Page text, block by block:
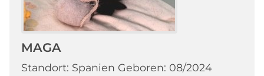
MAGA
Standort: Spanien Geboren: 08/2024